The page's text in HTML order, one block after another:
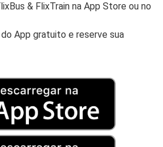
& FlixTrain na App Store ou no
App gratuito e reserve sua